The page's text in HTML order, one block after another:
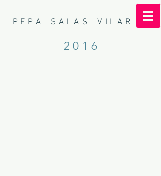
P E P A S A L A S V I L A R
2 0 1 6